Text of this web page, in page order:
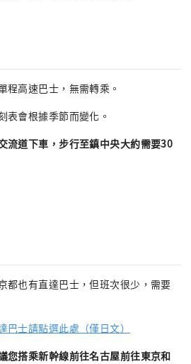
程高速巴士，無需轉乘。
表會根據季節而變化。
流道下車，步行至鎮中央大約需要30
都也有直達巴士，但班次很少，需要
士請點選此處（僅日文）
您搭乘新幹線前往名古屋前往東京和